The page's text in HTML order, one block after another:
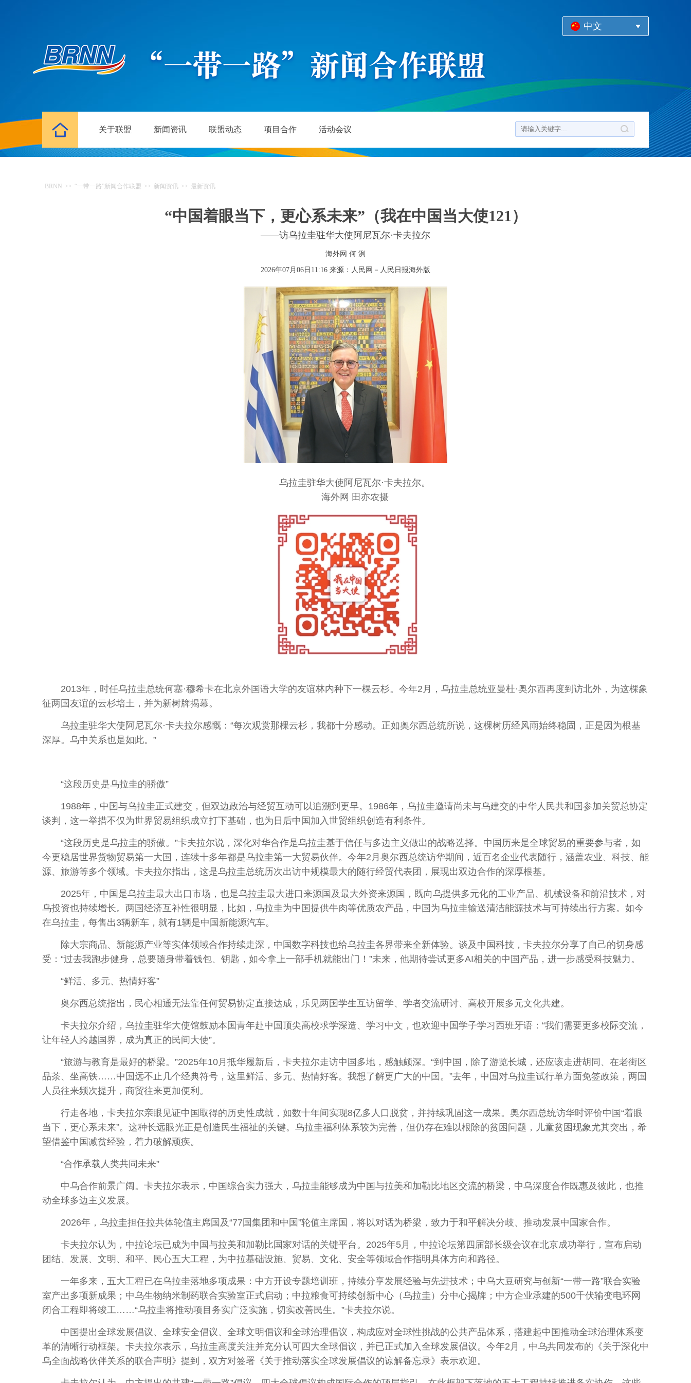
中文
关于联盟 新闻资讯 联盟动态 项目合作 活动会议
BRNN >> “一带一路”新闻合作联盟 >> 新闻资讯 >> 最新资讯
“中国着眼当下，更心系未来”（我在中国当大使121）
——访乌拉圭驻华大使阿尼瓦尔·卡夫拉尔
海外网 何 洌
2026年07月06日11:16 来源： 人民网－人民日报海外版
乌拉圭驻华大使阿尼瓦尔·卡夫拉尔。
海外网 田亦农摄
2013年，时任乌拉圭总统何塞·穆希卡在北京外国语大学的友谊林内种下一棵云杉。今年2月，乌拉圭总统亚曼杜·奥尔西再度到访北外，为这棵象
征两国友谊的云杉培土，并为新树牌揭幕。
乌拉圭驻华大使阿尼瓦尔·卡夫拉尔感慨：“每次观赏那棵云杉，我都十分感动。正如奥尔西总统所说，这棵树历经风雨始终稳固，正是因为根基
深厚。乌中关系也是如此。”
“这段历史是乌拉圭的骄傲”
1988年，中国与乌拉圭正式建交，但双边政治与经贸互动可以追溯到更早。1986年，乌拉圭邀请尚未与乌建交的中华人民共和国参加关贸总协定
谈判，这一举措不仅为世界贸易组织成立打下基础，也为日后中国加入世贸组织创造有利条件。
“这段历史是乌拉圭的骄傲。”卡夫拉尔说，深化对华合作是乌拉圭基于信任与多边主义做出的战略选择。中国历来是全球贸易的重要参与者，如
今更稳居世界货物贸易第一大国，连续十多年都是乌拉圭第一大贸易伙伴。今年2月奥尔西总统访华期间，近百名企业代表随行，涵盖农业、科技、能
源、旅游等多个领域。卡夫拉尔指出，这是乌拉圭总统历次出访中规模最大的随行经贸代表团，展现出双边合作的深厚根基。
2025年，中国是乌拉圭最大出口市场，也是乌拉圭最大进口来源国及最大外资来源国，既向乌提供多元化的工业产品、机械设备和前沿技术，对
乌投资也持续增长。两国经济互补性很明显，比如，乌拉圭为中国提供牛肉等优质农产品，中国为乌拉圭输送清洁能源技术与可持续出行方案。如今
在乌拉圭，每售出3辆新车，就有1辆是中国新能源汽车。
除大宗商品、新能源产业等实体领域合作持续走深，中国数字科技也给乌拉圭各界带来全新体验。谈及中国科技，卡夫拉尔分享了自己的切身感
受：“过去我跑步健身，总要随身带着钱包、钥匙，如今拿上一部手机就能出门！”未来，他期待尝试更多AI相关的中国产品，进一步感受科技魅力。
“鲜活、多元、热情好客”
奥尔西总统指出，民心相通无法靠任何贸易协定直接达成，乐见两国学生互访留学、学者交流研讨、高校开展多元文化共建。
卡夫拉尔介绍，乌拉圭驻华大使馆鼓励本国青年赴中国顶尖高校求学深造、学习中文，也欢迎中国学子学习西班牙语：“我们需要更多校际交流，
让年轻人跨越国界，成为真正的民间大使”。
“旅游与教育是最好的桥梁。”2025年10月抵华履新后，卡夫拉尔走访中国多地，感触颇深。“到中国，除了游览长城，还应该走进胡同、在老街区
品茶、坐高铁……中国远不止几个经典符号，这里鲜活、多元、热情好客。我想了解更广大的中国。”去年，中国对乌拉圭试行单方面免签政策，两国
人员往来频次提升，商贸往来更加便利。
行走各地，卡夫拉尔亲眼见证中国取得的历史性成就，如数十年间实现8亿多人口脱贫，并持续巩固这一成果。奥尔西总统访华时评价中国“着眼
当下，更心系未来”。这种长远眼光正是创造民生福祉的关键。乌拉圭福利体系较为完善，但仍存在难以根除的贫困问题，儿童贫困现象尤其突出，希
望借鉴中国减贫经验，着力破解顽疾。
“合作承载人类共同未来”
中乌合作前景广阔。卡夫拉尔表示，中国综合实力强大，乌拉圭能够成为中国与拉美和加勒比地区交流的桥梁，中乌深度合作既惠及彼此，也推
动全球多边主义发展。
2026年，乌拉圭担任拉共体轮值主席国及“77国集团和中国”轮值主席国，将以对话为桥梁，致力于和平解决分歧、推动发展中国家合作。
卡夫拉尔认为，中拉论坛已成为中国与拉美和加勒比国家对话的关键平台。2025年5月，中拉论坛第四届部长级会议在北京成功举行，宣布启动
团结、发展、文明、和平、民心五大工程，为中拉基础设施、贸易、文化、安全等领域合作指明具体方向和路径。
一年多来，五大工程已在乌拉圭落地多项成果：中方开设专题培训班，持续分享发展经验与先进技术；中乌大豆研究与创新“一带一路”联合实验
室产出多项新成果；中乌生物纳米制药联合实验室正式启动；中拉粮食可持续创新中心（乌拉圭）分中心揭牌；中方企业承建的500千伏输变电环网
闭合工程即将竣工……“乌拉圭将推动项目务实广泛实施，切实改善民生。”卡夫拉尔说。
中国提出全球发展倡议、全球安全倡议、全球文明倡议和全球治理倡议，构成应对全球性挑战的公共产品体系，搭建起中国推动全球治理体系变
革的清晰行动框架。卡夫拉尔表示，乌拉圭高度关注并充分认可四大全球倡议，并已正式加入全球发展倡议。今年2月，中乌共同发布的《关于深化中
乌全面战略伙伴关系的联合声明》提到，双方对签署《关于推动落实全球发展倡议的谅解备忘录》表示欢迎。